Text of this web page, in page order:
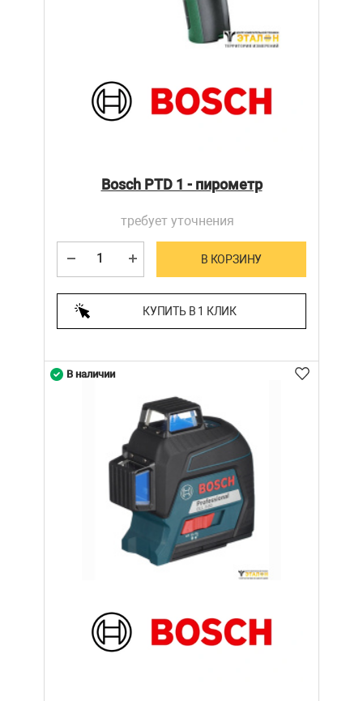
Bosch PTD 1 - пирометр
требует уточнения
В КОРЗИНУ
КУПИТЬ В 1 КЛИК
В наличии